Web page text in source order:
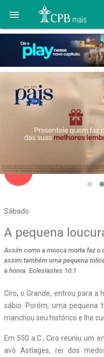

Sábado
navigate_before
A pequena
Assim como a mosca morta faz o
assim também uma pequena
a honra. Eclesiastes 10:1
Ciro, o Grande, entrou para a
sábio. Porém, uma pequena
manchou seu histórico e lhe
Em 550 a.C., Ciro reuniu um
avô Astíages, rei dos